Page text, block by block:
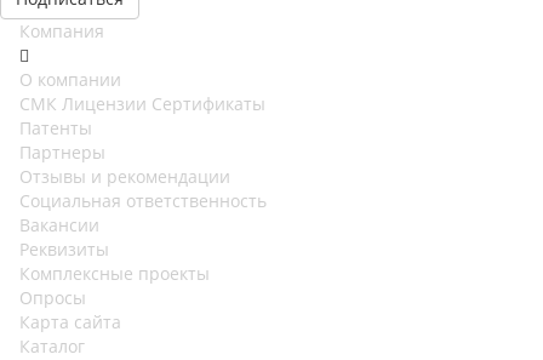
Компания
О компании
СМК Лицензии Сертификаты
Патенты
Партнеры
Отзывы и рекомендации
Социальная ответственность
Вакансии
Реквизиты
Комплексные проекты
Опросы
Карта сайта
Каталог